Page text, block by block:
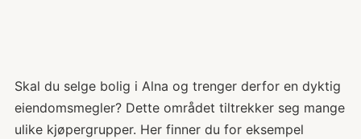
Skal du selge bolig i Alna og trenger derfor en dyktig
eiendomsmegler? Dette området tiltrekker seg mange
ulike kjøpergrupper. Her finner du for eksempel